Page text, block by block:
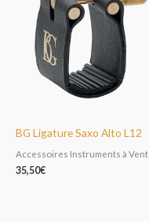
BG Ligature Saxo Alto L12
Accessoires Instruments à Vent
35,50€